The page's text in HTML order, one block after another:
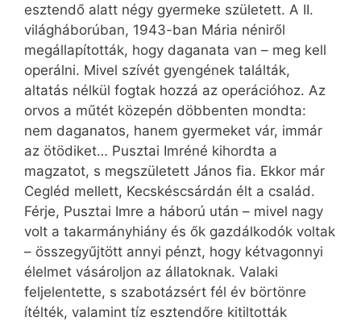
esztendő alatt négy gyermeke született. A II.
világháborúban, 1943-ban Mária néniről
megállapították, hogy daganata van – meg kell
operálni. Mivel szívét gyengének találták,
altatás nélkül fogtak hozzá az operációhoz. Az
orvos a műtét közepén döbbenten mondta:
nem daganatos, hanem gyermeket vár, immár
az ötödiket… Pusztai Imréné kihordta a
magzatot, s megszületett János fia. Ekkor már
Cegléd mellett, Kecskéscsárdán élt a család.
Férje, Pusztai Imre a háború után – mivel nagy
volt a takarmányhiány és ők gazdálkodók voltak
– összegyűjtött annyi pénzt, hogy kétvagonnyi
élelmet vásároljon az állatoknak. Valaki
feljelentette, s szabotázsért fél év börtönre
ítélték, valamint tíz esztendőre kitiltották